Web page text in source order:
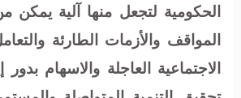
الحكومية لتجعل منها آلية يمكن
المواقف والأزمات الطارئة
الاجتماعية العاجلة والاسهام